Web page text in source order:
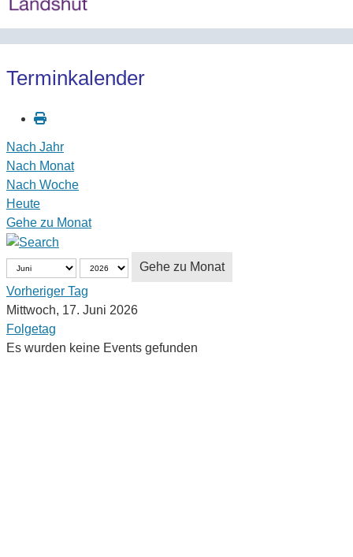
Terminkalender
Nach Jahr
Nach Monat
Nach Woche
Heute
Gehe zu Monat
Gehe zu Monat
Vorheriger Tag
Mittwoch, 17. Juni 2026
Folgetag
Es wurden keine Events gefunden